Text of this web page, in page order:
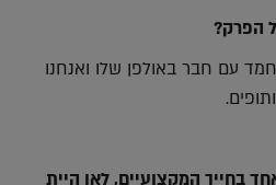
הפרק?
עם חבר באולפן שלו ואנחנו
בחייך המקצועיים, לאן היית